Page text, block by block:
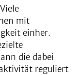
mit
einher.
die dabei
reguliert